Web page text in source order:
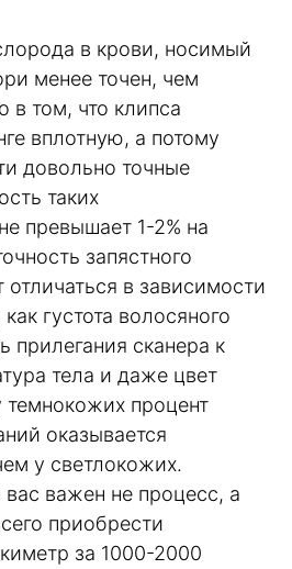
в крови, носимый
менее точен, чем
в том, что клипса
вплотную, а потому
довольно точные
таких
превышает 1-2% на
запястного
в зависимости
густота волосяного
прилегания сканера к
тела и даже цвет
процент
оказывается
у светлокожих.
важен не процесс, а
приобрести
за 1000-2000